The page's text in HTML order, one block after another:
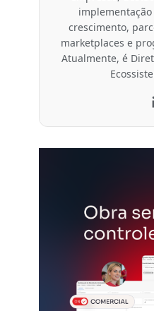
crescimento,
marketplaces e
Atualmente, é